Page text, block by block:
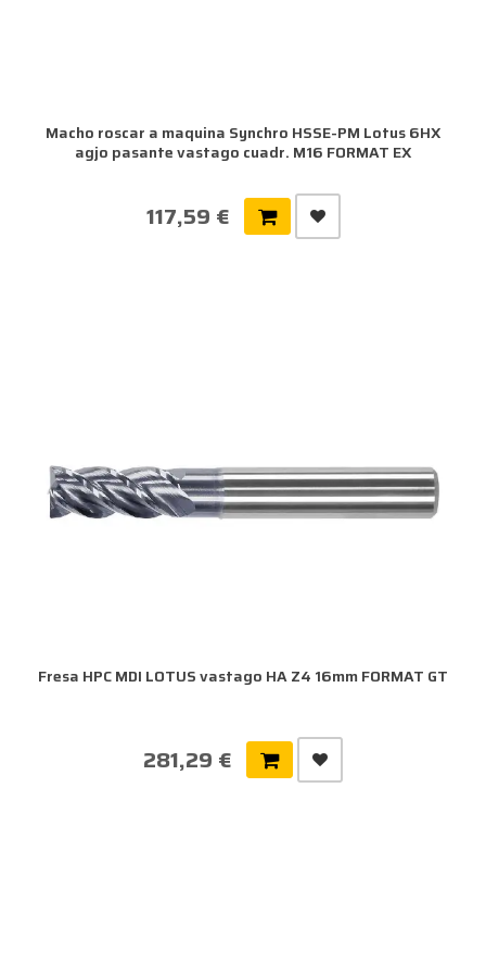
Macho roscar a maquina Synchro HSSE-PM Lotus 6HX
agjo pasante vastago cuadr. M16 FORMAT EX
117,59 €
Fresa HPC MDI LOTUS vastago HA Z4 16mm FORMAT GT
281,29 €